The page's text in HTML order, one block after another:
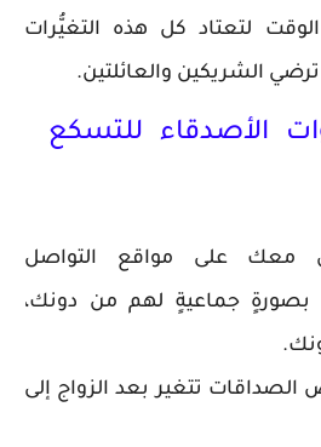
لتعتاد كل هذه التغيُّرات
الشريكين والعائلتين.
الأصدقاء للتسكع
معك على مواقع التواصل
بصورةٍ جماعيةٍ لهم من دونك،
الصداقات تتغير بعد الزواج إلى